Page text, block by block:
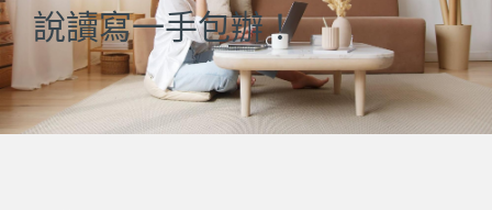
說讀寫一手包辦！